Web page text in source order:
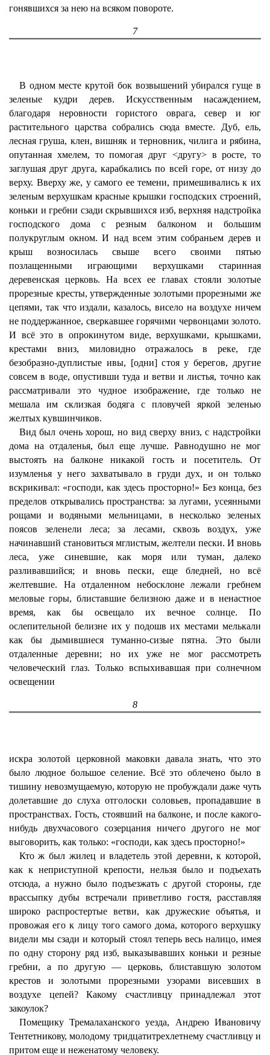
гонявшихся за нею на всяком повороте.
7
В одном месте крутой бок возвышений убирался гуще в
зеленые кудри дерев. Искусственным насаждением,
благодаря неровности гористого оврага, север и юг
растительного царства собрались сюда вместе. Дуб, ель,
лесная груша, клен, вишняк и терновник, чилига и рябина,
опутанная хмелем, то помогая друг <другу> в росте, то
заглушая друг друга, карабкались по всей горе, от низу до
верху. Вверху же, у самого ее темени, примешивались к их
зеленым верхушкам красные крышки господских строений,
коньки и гребни сзади скрывшихся изб, верхняя надстройка
господского дома с резным балконом и большим
полукруглым окном. И над всем этим собраньем дерев и
крыш возносилась свыше всего своими пятью
позлащенными играющими верхушками старинная
деревенская церковь. На всех ее главах стояли золотые
прорезные кресты, утвержденные золотыми прорезными же
цепями, так что издали, казалось, висело на воздухе ничем
не поддержанное, сверкавшее горячими червонцами золото.
И всё это в опрокинутом виде, верхушками, крышками,
крестами вниз, миловидно отражалось в реке, где
безобразно-дуплистые ивы, [одни] стоя у берегов, другие
совсем в воде, опустивши туда и ветви и листья, точно как
рассматривали это чудное изображение, где только не
мешала им склизкая бодяга с пловучей яркой зеленью
желтых кувшинчиков.
Вид был очень хорош, но вид сверху вниз, с надстройки
дома на отдаленья, был еще лучше. Равнодушно не мог
выстоять на балконе никакой гость и посетитель. От
изумленья у него захватывало в груди дух, и он только
вскрикивал: «господи, как здесь просторно!» Без конца, без
пределов открывались пространства: за лугами, усеянными
рощами и водяными мельницами, в несколько зеленых
поясов зеленели леса; за лесами, сквозь воздух, уже
начинавший становиться мглистым, желтели пески. И вновь
леса, уже синевшие, как моря или туман, далеко
разливавшийся; и вновь пески, еще бледней, но всё
желтевшие. На отдаленном небосклоне лежали гребнем
меловые горы, блиставшие белизною даже и в ненастное
время, как бы освещало их вечное солнце. По
ослепительной белизне их у подошв их местами мелькали
как бы дымившиеся туманно-сизые пятна. Это были
отдаленные деревни; но их уже не мог рассмотреть
человеческий глаз. Только вспыхивавшая при солнечном
освещении
8
искра золотой церковной маковки давала знать, что это
было людное большое селение. Всё это облечено было в
тишину невозмущаемую, которую не пробуждали даже чуть
долетавшие до слуха отголоски соловьев, пропадавшие в
пространствах. Гость, стоявший на балконе, и после какого-
нибудь двухчасового созерцания ничего другого не мог
выговорить, как только: «господи, как здесь просторно!»
Кто ж был жилец и владетель этой деревни, к которой,
как к неприступной крепости, нельзя было и подъехать
отсюда, а нужно было подъезжать с другой стороны, где
врассыпку дубы встречали приветливо гостя, расставляя
широко распростертые ветви, как дружеские объятья, и
провожая его к лицу того самого дома, которого верхушку
видели мы сзади и который стоял теперь весь налицо, имея
по одну сторону ряд изб, выказывавших коньки и резные
гребни, а по другую — церковь, блиставшую золотом
крестов и золотыми прорезными узорами висевших в
воздухе цепей? Какому счастливцу принадлежал этот
закоулок?
Помещику Тремалаханского уезда, Андрею Ивановичу
Тентетникову, молодому тридцатитрехлетнему счастливцу и
притом еще и неженатому человеку.